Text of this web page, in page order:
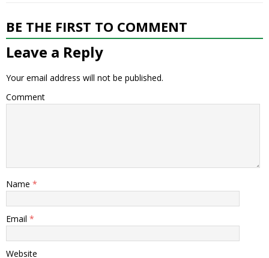
BE THE FIRST TO COMMENT
Leave a Reply
Your email address will not be published.
Comment
Name *
Email *
Website